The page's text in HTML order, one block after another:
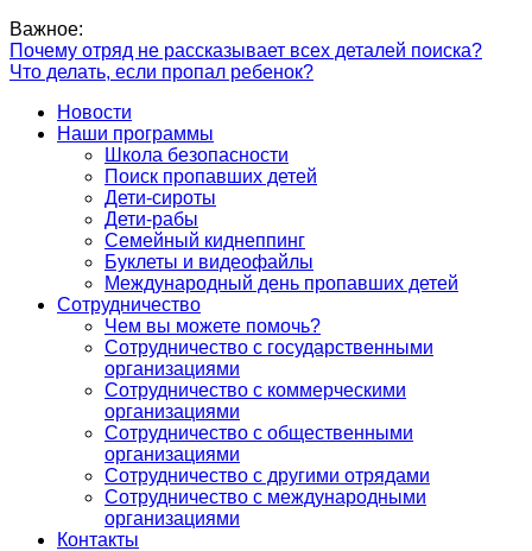
Важное:
Почему отряд не рассказывает всех деталей поиска?
Что делать, если пропал ребенок?
Новости
Наши программы
Школа безопасности
Поиск пропавших детей
Дети-сироты
Дети-рабы
Семейный киднеппинг
Буклеты и видеофайлы
Международный день пропавших детей
Сотрудничество
Чем вы можете помочь?
Сотрудничество с государственными
организациями
Сотрудничество с коммерческими
организациями
Сотрудничество с общественными
организациями
Сотрудничество с другими отрядами
Сотрудничество с международными
организациями
Контакты